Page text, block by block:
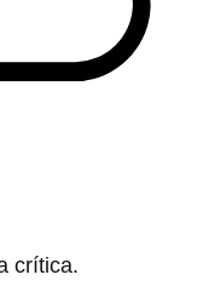
crítica.